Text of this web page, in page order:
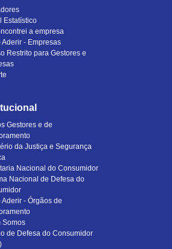
Estatístico
a empresa
Aderir - Empresas
Restrito para Gestores e
Gestores e de
da Justiça e Segurança
Nacional do Consumidor
Nacional de Defesa do
Aderir - Órgãos de
Somos
de Defesa do Consumidor